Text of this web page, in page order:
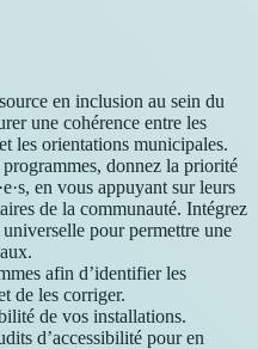
en inclusion au sein du
une cohérence entre les
les orientations municipales.
donnez la priorité
en vous appuyant sur leurs
de la communauté. Intégrez
pour permettre une
afin d’identifier les
de les corriger.
de vos installations.
d’accessibilité pour en